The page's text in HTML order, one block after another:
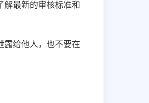
最新的审核标准和
露给他人，也不要在